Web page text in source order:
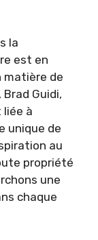
la
est en
matière de
Guidi,
liée à
unique de
au
propriété
une
chaque